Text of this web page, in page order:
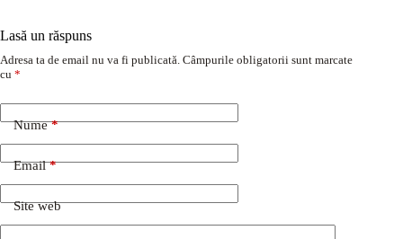
Lasă un răspuns
Adresa ta de email nu va fi publicată. Câmpurile obligatorii sunt marcate
cu *
Nume*
Email*
Site web